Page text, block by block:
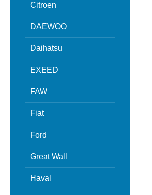
Citroen
DAEWOO
Daihatsu
EXEED
FAW
Fiat
Ford
Great Wall
Haval